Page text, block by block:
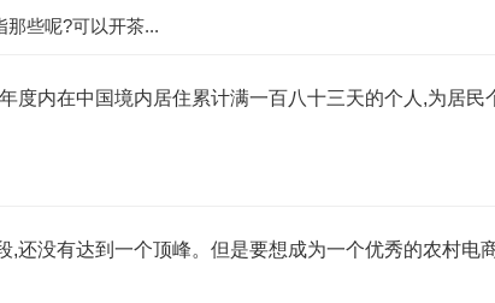
那些呢?可以开茶...
度内在中国境内居住累计满一百八十三天的个人,为居民
,还没有达到一个顶峰。但是要想成为一个优秀的农村电